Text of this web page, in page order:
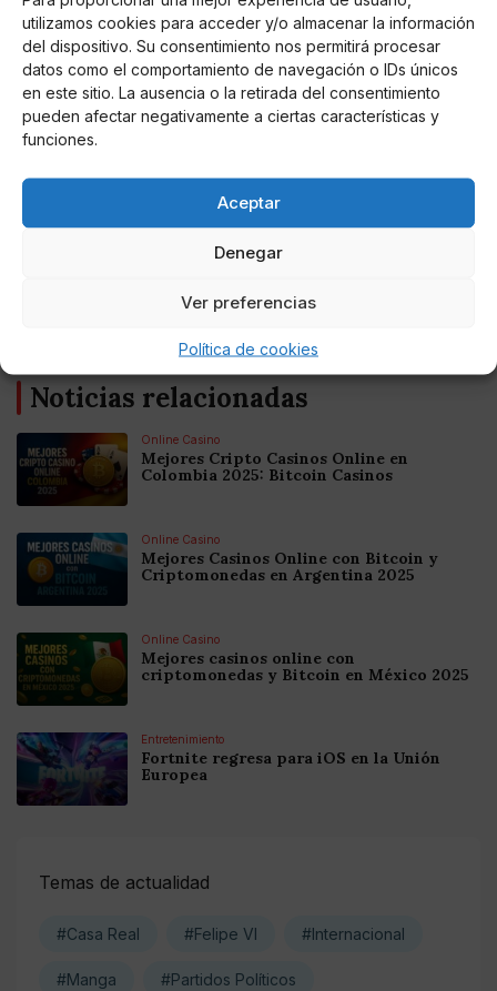
utilizamos cookies para acceder y/o almacenar la información
del dispositivo. Su consentimiento nos permitirá procesar
datos como el comportamiento de navegación o IDs únicos
en este sitio. La ausencia o la retirada del consentimiento
pueden afectar negativamente a ciertas características y
funciones.
Aceptar
Denegar
Ver preferencias
Política de cookies
Los Reyes han estado acompañados del ministro de
Política Territorial y Función Pública,Miquel Iceta; de
la presidenta de la Comunidad de Madrid,Isabel Díaz
Ayuso; del alcalde de Madrid, José Luis Martínez-
Miguel P. Montes
Noticias relacionadas
Online Casino
Mejores Cripto Casinos Online en
Colombia 2025: Bitcoin Casinos
Online Casino
Mejores Casinos Online con Bitcoin y
Criptomonedas en Argentina 2025
Online Casino
Mejores casinos online con
criptomonedas y Bitcoin en México 2025
Entretenimiento
Fortnite regresa para iOS en la Unión
Europea
Temas de actualidad
#Casa Real #Felipe VI #Internacional
#Manga #Partidos Políticos